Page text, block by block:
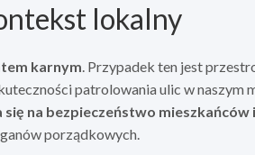
lokalny
karnym. Przypadek ten jest
patrolowania ulic w naszym
się na bezpieczeństwo
porządkowych.